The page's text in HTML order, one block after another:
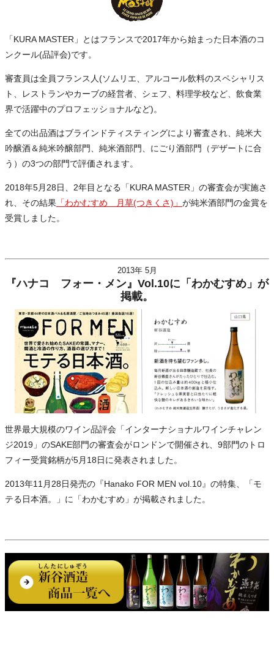
「KURA MASTER」とはフランスで2017年から始まった日本酒のコ
ンクール(品評会)です。
審査員は全員フランス人(ソムリエ、アルコール飲料のスペシャリス
ト、レストランやカーブの経営者、シェフ、料理学校など、飲食業
界で活躍中のプロフェッショナルなど)。
全ての出品酒はブラインドティスティングにより審査され、純米大
吟醸酒＆純米吟醸部門、純米酒部門、にごり酒部門（デザートに合
う）の3つの部門で評価されます。
2018年5月28日、2年目となる「KURA MASTER」の審査会が実施さ
れ、その結果 「わかむすめ 月草(つきくさ)」 が純米酒部門の金賞を
受賞しました。
2013年 5月
『ハナコ フォー・メン』Vol.10に「わかむすめ」が
掲載。
世界最大規模のワイン品評会「インターナショナルワインチャレン
ジ2019」のSAKE部門の審査会がロンドンで開催され、9部門のトロ
フィー受賞銘柄が5月18日に発表されました。
2013年11月28日発売の『Hanako FOR MEN vol.10』の特集、「モ
テる日本酒。」に「わかむすめ」が掲載されました。